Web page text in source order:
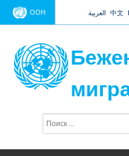
Jump
ООН العربية 中文
и